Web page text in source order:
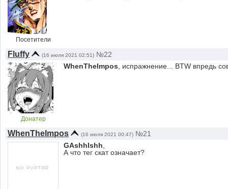
Посетители
Fluffy (16 июля 2021 02:51) №22
Донатер
WhenTheImpos , испражнение... BTW впредь
WhenTheImpos (16 июля 2021 00:47) №21
GAshhIshh
А что тег скат означает?